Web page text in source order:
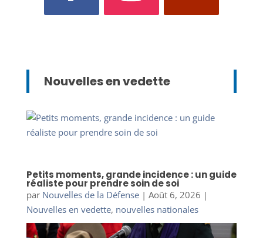
Nouvelles en vedette
Petits moments, grande incidence : un guide
réaliste pour prendre soin de soi
par Nouvelles de la Défense| Août 6, 2026 |
Nouvelles en vedette, nouvelles nationales